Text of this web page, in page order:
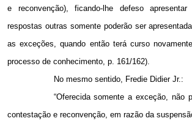
e reconvenção), ficando-lhe defeso
respostas outras somente poderão ser
as exceções, quando então terá curso
processo de conhecimento, p. 161/162).
No mesmo sentido, Fredie Didier Jr.:
“Oferecida somente a exceção, não
contestação e reconvenção, em razão da